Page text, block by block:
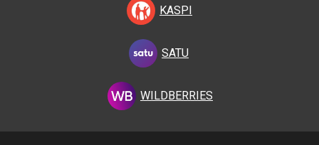
KASPI
SATU
WILDBERRIES